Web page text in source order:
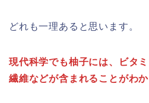
どれも一理あると思います。
現代科学でも柚子には、ビタ
繊維などが含まれることがわか